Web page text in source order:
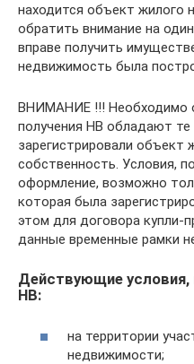
находится объект жилого
обратить внимание на
вправе получить
недвижимость была
ВНИМАНИЕ !!! Необходимо
получения НВ обладают
зарегистрировали
собственность. Условия,
оформление, возможно
которая была
этом для договора купли-
данные временные рамки
Действующие
НВ:
на территории
недвижимости;